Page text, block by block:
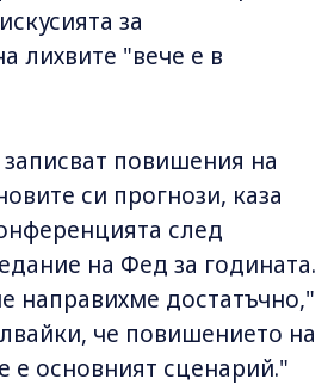
за
лихвите "вече е в
повишения на
си прогнози, каза
след
на Фед за годината.
направихме достатъчно,"
че повишението на
е основният сценарий."